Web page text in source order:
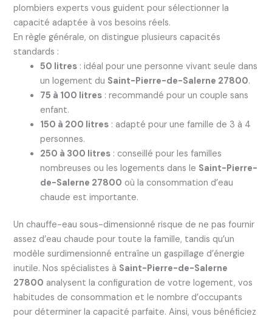
plombiers experts vous guident pour sélectionner la
capacité adaptée à vos besoins réels.
En règle générale, on distingue plusieurs capacités
standards :
50 litres: idéal pour une personne vivant seule dans
un logement du Saint-Pierre-de-Salerne 27800.
75 à 100 litres: recommandé pour un couple sans
enfant.
150 à 200 litres: adapté pour une famille de 3 à 4
personnes.
250 à 300 litres: conseillé pour les familles
nombreuses ou les logements dans le Saint-Pierre-
de-Salerne 27800 où la consommation d’eau
chaude est importante.
Un chauffe-eau sous-dimensionné risque de ne pas fournir
assez d’eau chaude pour toute la famille, tandis qu’un
modèle surdimensionné entraîne un gaspillage d’énergie
inutile. Nos spécialistes à Saint-Pierre-de-Salerne
27800 analysent la configuration de votre logement, vos
habitudes de consommation et le nombre d’occupants
pour déterminer la capacité parfaite. Ainsi, vous bénéficiez